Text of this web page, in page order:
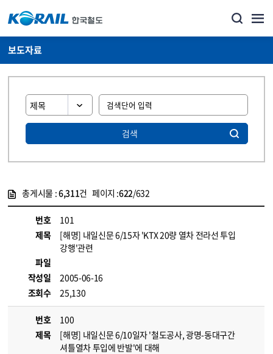
보도자료
검색
총게시물 :6,311건 페이지 :622/632
번호
101
제목
[해명] 내일신문 6/15자 'KTX 20량 열차 전라선 투입
강행'관련
파일
작성일
2005-06-16
조회수
25,130
번호
100
제목
[해명] 내일신문 6/10일자 '철도공사, 광명-동대구간
셔틀열차 투입에 반발'에 대해